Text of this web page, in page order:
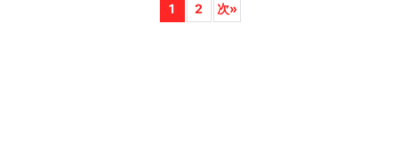
1 2 次»